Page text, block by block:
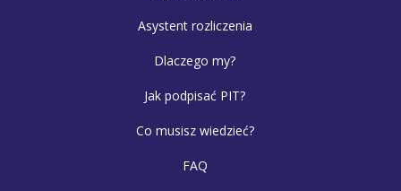
Asystent rozliczenia
Dlaczego my?
Jak podpisać PIT?
Co musisz wiedzieć?
FAQ